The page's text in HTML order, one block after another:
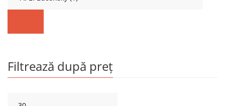
Filtrează după preț